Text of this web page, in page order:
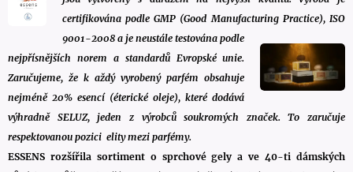
certifikována podle GMP (Good Manufacturing Practice), ISO
9001-2008 a je neustále testována podle
nejpřísnějších norem a standardů Evropské unie.
Zaručujeme, že k aždý vyrobený parfém obsahuje
nejméně 20% esencí (éterické oleje), které dodává
výhradně SELUZ, jeden z výrobců soukromých značek. To zaručuje
respektovanou pozici elity mezi parfémy.
ESSENS rozšířila sortiment o sprchové gely a ve 40-ti dámských